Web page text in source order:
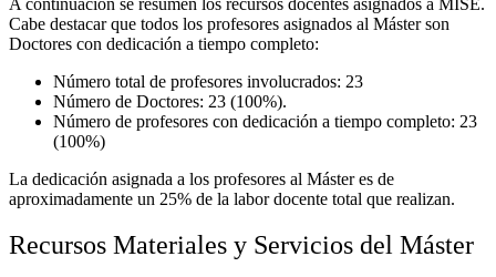
Cabe destacar que todos los profesores asignados al Máster son
Doctores con dedicación a tiempo completo:
Número total de profesores involucrados: 23
Número de Doctores: 23 (100%).
Número de profesores con dedicación a tiempo completo: 23
(100%)
La dedicación asignada a los profesores al Máster es de
aproximadamente un 25% de la labor docente total que realizan.
Recursos Materiales y Servicios del Máster